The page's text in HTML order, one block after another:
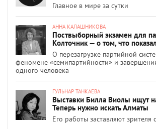
Главное в мире за сутки
АННА КАЛАШНИКОВА
Поствыборный экзамен для
Колточник — о том, что
О перезагрузке партийной
феномене «семипартийности» и
одного человека
ГУЛЬНАР ТАНКАЕВА
Выставки Билла Виолы ищут
Теперь нужно искать Алматы
Его работы заставляют зрителя